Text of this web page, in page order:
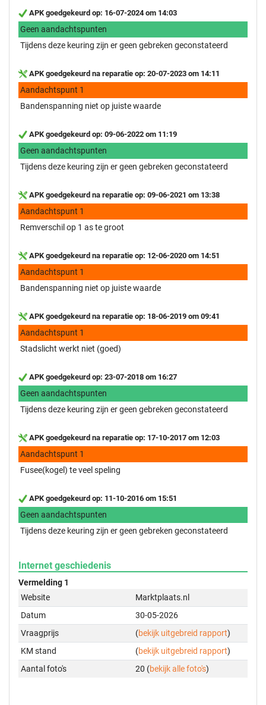
APK goedgekeurd op: 16-07-2024 om 14:03
Geen aandachtspunten
Tijdens deze keuring zijn er geen gebreken geconstateerd
APK goedgekeurd na reparatie op: 20-07-2023 om 14:11
Aandachtspunt 1
Bandenspanning niet op juiste waarde
APK goedgekeurd op: 09-06-2022 om 11:19
Geen aandachtspunten
Tijdens deze keuring zijn er geen gebreken geconstateerd
APK goedgekeurd na reparatie op: 09-06-2021 om 13:38
Aandachtspunt 1
Remverschil op 1 as te groot
APK goedgekeurd na reparatie op: 12-06-2020 om 14:51
Aandachtspunt 1
Bandenspanning niet op juiste waarde
APK goedgekeurd na reparatie op: 18-06-2019 om 09:41
Aandachtspunt 1
Stadslicht werkt niet (goed)
APK goedgekeurd op: 23-07-2018 om 16:27
Geen aandachtspunten
Tijdens deze keuring zijn er geen gebreken geconstateerd
APK goedgekeurd na reparatie op: 17-10-2017 om 12:03
Aandachtspunt 1
Fusee(kogel) te veel speling
APK goedgekeurd op: 11-10-2016 om 15:51
Geen aandachtspunten
Tijdens deze keuring zijn er geen gebreken geconstateerd
Internet geschiedenis
Vermelding 1
Website
Marktplaats.nl
Datum
30-05-2026
Vraagprijs
(bekijk uitgebreid rapport)
KM stand
(bekijk uitgebreid rapport)
Aantal foto's
20 (bekijk alle foto's)